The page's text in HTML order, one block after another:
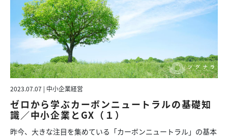
2023.07.07 | 中小企業経営
ゼロから学ぶカーボンニュートラルの基礎知
識／中小企業とGX（１）
昨今、大きな注目を集めている「カーボンニュートラル」の基本